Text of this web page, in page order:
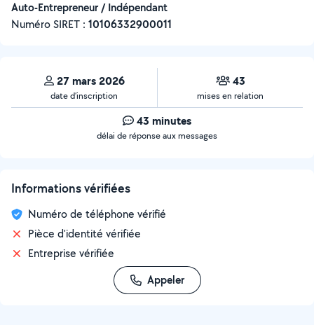
Auto-Entrepreneur / Indépendant
Numéro SIRET : ‍10106332900011
27 mars 2026
date d’inscription
43
mises en relation
43 minutes
délai de réponse aux messages
Informations vérifiées
Numéro de téléphone vérifié
Pièce d'identité vérifiée
Entreprise vérifiée
Appeler